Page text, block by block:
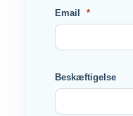
Email
Beskæftigelse